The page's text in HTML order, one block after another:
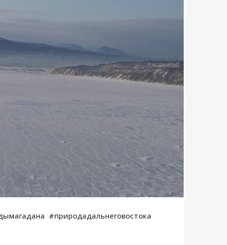
#природадальнеговостока